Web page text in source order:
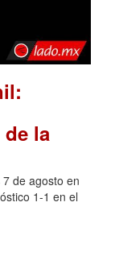
la
de agosto en
1-1 en el